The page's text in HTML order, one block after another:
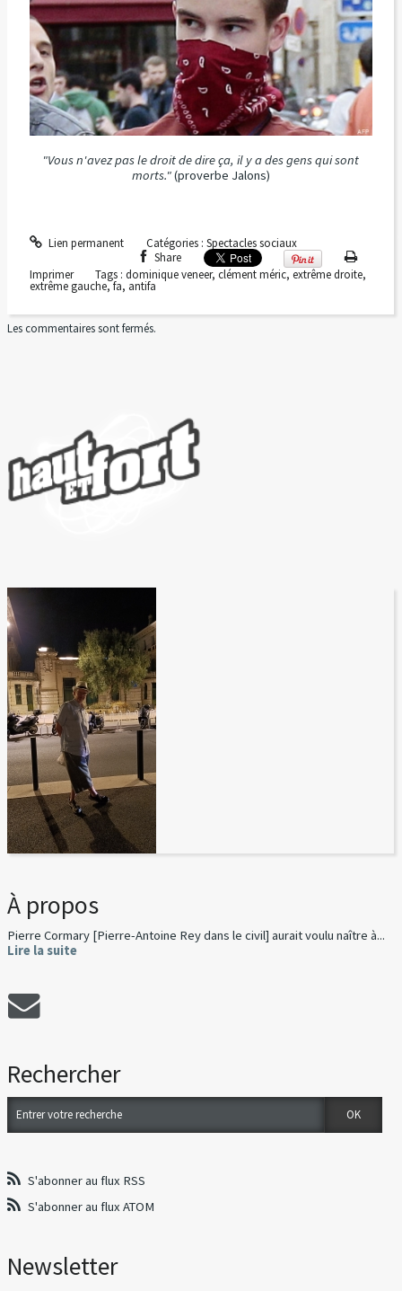
"Vous n'avez pas le droit de dire ça, il y a des gens qui sont
morts."(proverbe Jalons)
Lien permanent Catégories : Spectacles sociaux
Share
Imprimer
Tags :dominique veneer,clément méric,extrême droite,
extrême gauche,fa, antifa
Les commentaires sont fermés.
À propos
Pierre Cormary [Pierre-Antoine Rey dans le civil] aurait voulu naître à...
Lire la suite
Rechercher
S'abonner au flux RSS
S'abonner au flux ATOM
Newsletter